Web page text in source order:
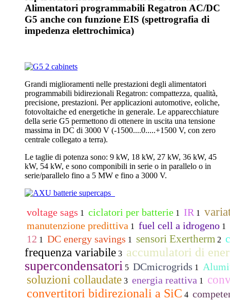
Alimentatori programmabili Regatron AC/DC
G5 anche con funzione EIS (spettrografia di
impedenza elettrochimica)
Grandi miglioramenti nelle prestazioni degli alimentatori
programmabili bidirezionali Regatron: compattezza, qualità,
precisione, prestazioni. Per applicazioni automotive, eoliche,
fotovoltaiche ed energetiche in generale. Le apparecchiature
della serie G5 permettono di ottenere in uscita una tensione
massima in DC di 3000 V (-1500....0.....+1500 V, con zero
centrale collegato a terra).
Le taglie di potenza sono: 9 kW, 18 kW, 27 kW, 36 kW, 45
kW, 54 kW, e sono componibili in serie o in parallelo o in
serie/parallelo fino a 5 MW e fino a 3000 V.
voltage sags 1 ciclatori per batterie 1 IR 1
manutenzione predittiva 1 fuel cell a idrogeno 1
12 1 DC energy savings 1 sensori Exertherm 2
frequenza variabile 3 accumulatori di
supercondensatori 5 DCmicrogrids 1
soluzioni collaudate 3 energia reattiva 1
convertitori bidirezionali a SiC 4